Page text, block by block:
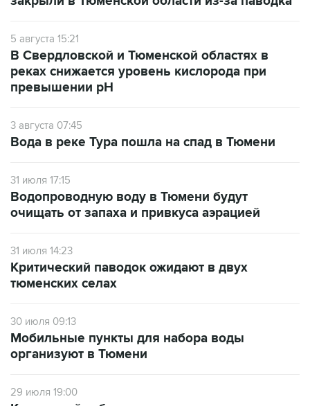
5 августа 15:21
В Свердловской и Тюменской областях в
реках снижается уровень кислорода при
превышении рН
3 августа 07:45
Вода в реке Тура пошла на спад в Тюмени
31 июля 17:15
Водопроводную воду в Тюмени будут
очищать от запаха и привкуса аэрацией
31 июля 14:23
Критический паводок ожидают в двух
тюменских селах
30 июля 09:13
Мобильные пункты для набора воды
организуют в Тюмени
29 июля 19:00